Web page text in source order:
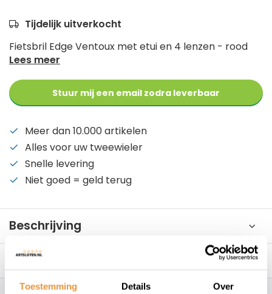
Toestemming Details Over
Tijdelijk uitverkocht
Fietsbril Edge Ventoux met etui en 4 lenzen - rood
Lees meer
Stuur mij een email zodra leverbaar
Meer dan 10.000 artikelen
Alles voor uw tweewieler
Snelle levering
Niet goed = geld terug
Beschrijving
Reviews